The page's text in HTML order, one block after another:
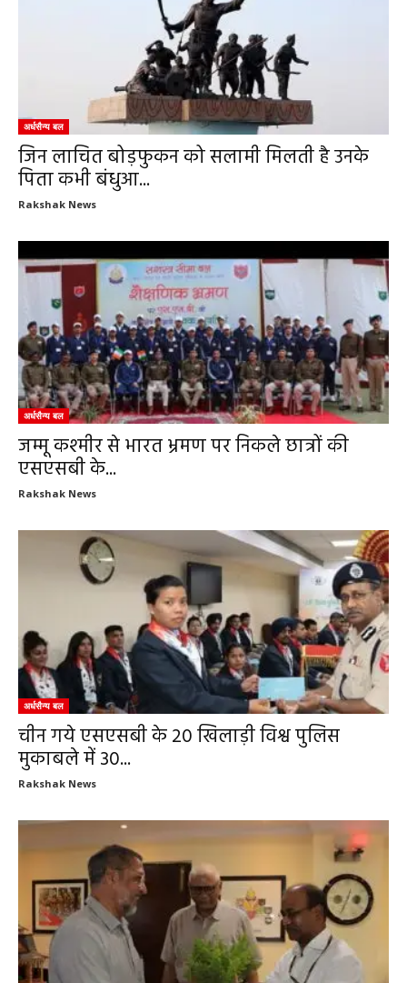
अर्धसैन्य बल
जिन लाचित बोड़फुकन को सलामी मिलती है उनके
पिता कभी बंधुआ...
Rakshak News
अर्धसैन्य बल
जम्मू कश्मीर से भारत भ्रमण पर निकले छात्रों की
एसएसबी के...
Rakshak News
अर्धसैन्य बल
चीन गये एसएसबी के 20 खिलाड़ी विश्व पुलिस
मुकाबले में 30...
Rakshak News